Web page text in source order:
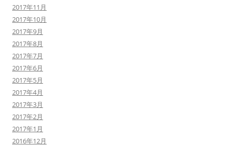
2017年11月
2017年10月
2017年9月
2017年8月
2017年7月
2017年6月
2017年5月
2017年4月
2017年3月
2017年2月
2017年1月
2016年12月